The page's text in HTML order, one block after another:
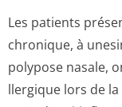
Les patients
chronique, à
polypose nasale,
llergique lors de